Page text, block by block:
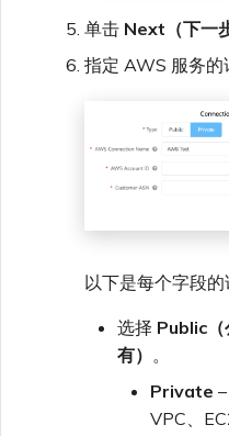
单击 Next（下一
指定 AWS 服务的
以下是每个字段的
选择 Public（
有） 。
Private
VPC、